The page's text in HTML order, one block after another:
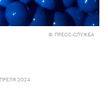
© ПРЕСС-СЛУЖБА
2024